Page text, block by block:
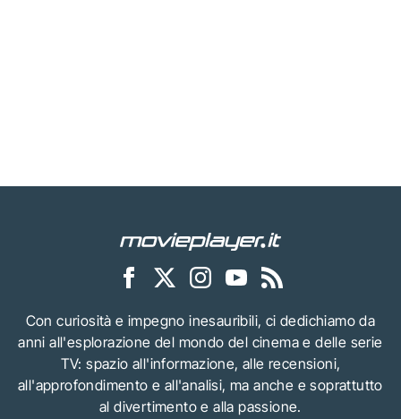
Con curiosità e impegno inesauribili, ci dedichiamo da
anni all'esplorazione del mondo del cinema e delle serie
TV: spazio all'informazione, alle recensioni,
all'approfondimento e all'analisi, ma anche e soprattutto
al divertimento e alla passione.